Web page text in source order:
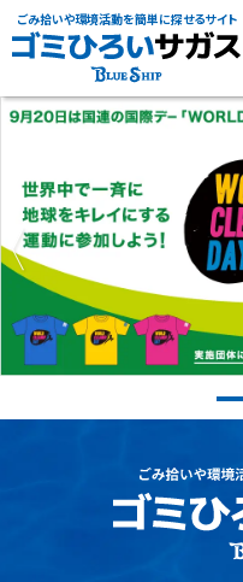
ごみ拾いや環境活動を簡単に探せるサイト